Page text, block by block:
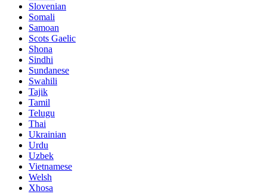
Slovenian
Somali
Samoan
Scots Gaelic
Shona
Sindhi
Sundanese
Swahili
Tajik
Tamil
Telugu
Thai
Ukrainian
Urdu
Uzbek
Vietnamese
Welsh
Xhosa